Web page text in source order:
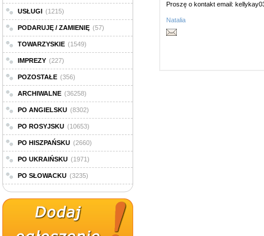
USŁUGI (1215)
PODARUJĘ / ZAMIENIĘ (57)
TOWARZYSKIE (1549)
IMPREZY (227)
POZOSTAŁE (356)
ARCHIWALNE (36258)
PO ANGIELSKU (8302)
PO ROSYJSKU (10653)
PO HISZPAŃSKU (2660)
PO UKRAIŃSKU (1971)
PO SŁOWACKU (3235)
Proszę o kontakt email:
Natalia